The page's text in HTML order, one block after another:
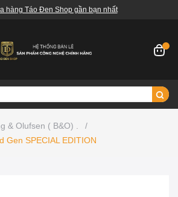
hàng Táo Đen Shop gần bạn nhất
& Olufsen ( B&O) .
/
Gen SPECIAL EDITION